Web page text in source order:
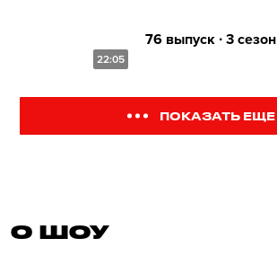
22:05
76 выпуск ∙ 3 сезон
ПОКАЗАТЬ ЕЩЕ
О ШОУ